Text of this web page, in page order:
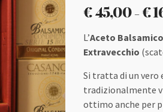
€45,00–€
L’Aceto
Extravecchio
Si tratta di un
tradizionalmente
ottimo anche per